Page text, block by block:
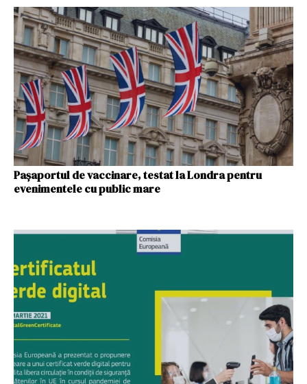
Paşaportul de vaccinare, testat la Londra pentru
evenimentele cu public mare